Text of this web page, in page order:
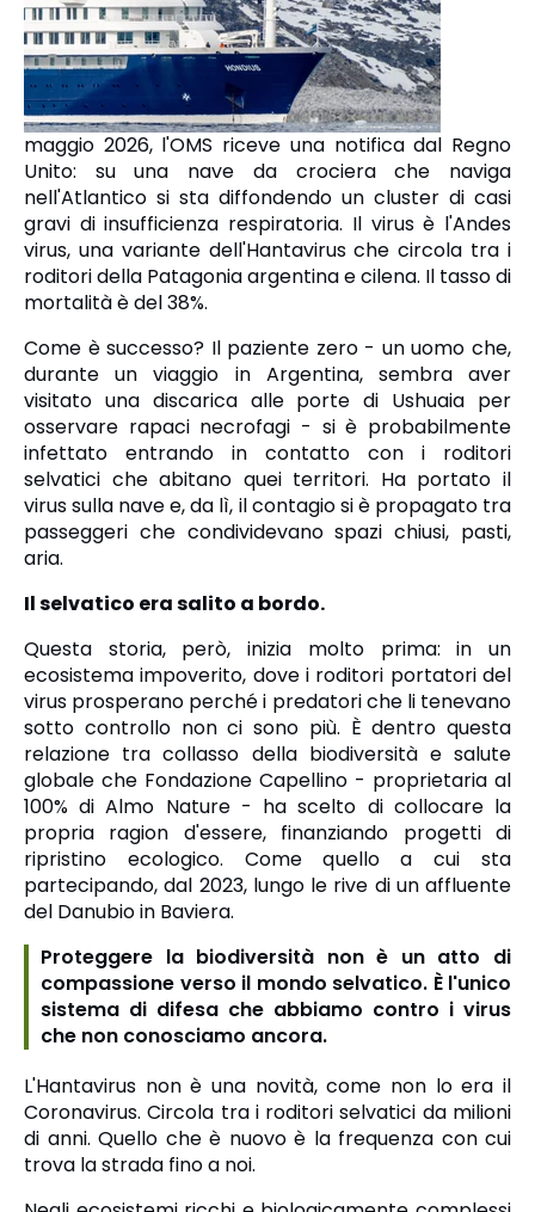
maggio 2026, l'OMS riceve una notifica dal Regno
Unito: su una nave da crociera che naviga
nell'Atlantico si sta diffondendo un cluster di casi
gravi di insufficienza respiratoria. Il virus è l'Andes
virus, una variante dell'Hantavirus che circola tra i
roditori della Patagonia argentina e cilena. Il tasso di
mortalità è del 38%.
Come è successo? Il paziente zero - un uomo che,
durante un viaggio in Argentina, sembra aver
visitato una discarica alle porte di Ushuaia per
osservare rapaci necrofagi - si è probabilmente
infettato entrando in contatto con i roditori
selvatici che abitano quei territori. Ha portato il
virus sulla nave e, da lì, il contagio si è propagato tra
passeggeri che condividevano spazi chiusi, pasti,
aria.
Il selvatico era salito a bordo.
Questa storia, però, inizia molto prima: in un
ecosistema impoverito, dove i roditori portatori del
virus prosperano perché i predatori che li tenevano
sotto controllo non ci sono più. È dentro questa
relazione tra collasso della biodiversità e salute
globale che Fondazione Capellino - proprietaria al
100% di Almo Nature - ha scelto di collocare la
propria ragion d'essere, finanziando progetti di
ripristino ecologico. Come quello a cui sta
partecipando, dal 2023, lungo le rive di un affluente
del Danubio in Baviera.
Proteggere la biodiversità non è un atto di
compassione verso il mondo selvatico. È l'unico
sistema di difesa che abbiamo contro i virus
che non conosciamo ancora.
L'Hantavirus non è una novità, come non lo era il
Coronavirus. Circola tra i roditori selvatici da milioni
di anni. Quello che è nuovo è la frequenza con cui
trova la strada fino a noi.